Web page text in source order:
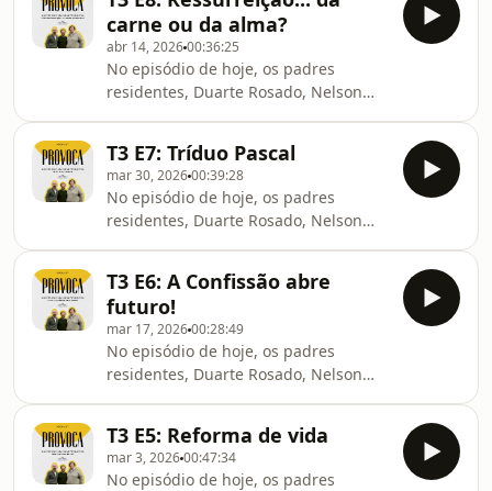
🙏-⁠⁠⁠⁠#jesuitas⁠⁠⁠⁠ ⁠⁠⁠⁠⁠⁠#companhiadejesus⁠⁠⁠⁠ ⁠⁠⁠⁠#provocasj⁠⁠⁠⁠
carne ou da alma?
abr 14, 202600:36:25
No episódio de hoje, os padres
residentes, Duarte Rosado, Nelson
🙏-⁠⁠⁠⁠#jesuitas⁠⁠⁠⁠ ⁠⁠⁠⁠⁠⁠#companhiadejesus⁠⁠⁠⁠ ⁠⁠⁠⁠#provocasj⁠⁠⁠⁠
T3 E7: Tríduo Pascal
mar 30, 202600:39:28
No episódio de hoje, os padres
residentes, Duarte Rosado, Nelson
🙏-⁠⁠⁠⁠#jesuitas⁠⁠⁠⁠ ⁠⁠⁠⁠⁠⁠#companhiadejesus⁠⁠⁠⁠ ⁠⁠⁠⁠#provocasj⁠⁠⁠⁠
T3 E6: A Confissão abre
futuro!
mar 17, 202600:28:49
No episódio de hoje, os padres
residentes, Duarte Rosado, Nelson
abrir futuro.
🙏-⁠⁠⁠⁠#jesuitas⁠⁠⁠⁠ ⁠⁠⁠⁠⁠⁠#companhiadejesus⁠⁠⁠⁠ ⁠⁠⁠⁠#provocasj⁠⁠⁠⁠
T3 E5: Reforma de vida
mar 3, 202600:47:34
No episódio de hoje, os padres